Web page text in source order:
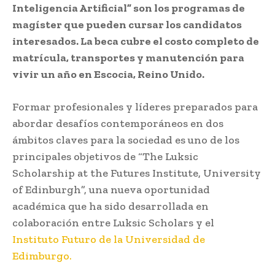
Inteligencia Artificial” son los programas de
magíster que pueden cursar los candidatos
interesados. La beca cubre el costo completo de
matrícula, transportes y manutención para
vivir un año en Escocia, Reino Unido.
Formar profesionales y líderes preparados para
abordar desafíos contemporáneos en dos
ámbitos claves para la sociedad es uno de los
principales objetivos de “The Luksic
Scholarship at the Futures Institute, University
of Edinburgh”, una nueva oportunidad
académica que ha sido desarrollada en
colaboración entre Luksic Scholars y el
Instituto Futuro de la Universidad de
Edimburgo.